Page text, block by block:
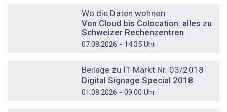
Wo die Daten wohnen
Von Cloud bis Colocation: alles zu
Schweizer Rechenzentren
07.08.2026 - 14:35 Uhr
Beilage zu IT-Markt Nr. 03/2018
Digital Signage Special 2018
01.08.2026 - 09:00 Uhr